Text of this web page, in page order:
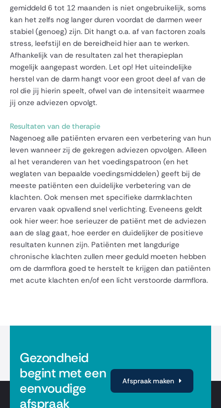
gemiddeld 6 tot 12 maanden is niet ongebruikelijk, soms
kan het zelfs nog langer duren voordat de darmen weer
stabiel (genoeg) zijn. Dit hangt o.a. af van factoren zoals
stress, leefstijl en de bereidheid hier aan te werken.
Afhankelijk van de resultaten zal het therapieplan
mogelijk aangepast worden. Let op! Het uiteindelijke
herstel van de darm hangt voor een groot deel af van de
rol die jij hierin speelt, ofwel van de intensiteit waarmee
jij onze adviezen opvolgt.
Resultaten van de therapie
Nagenoeg alle patiënten ervaren een verbetering van hun
leven wanneer zij de gekregen adviezen opvolgen. Alleen
al het veranderen van het voedingspatroon (en het
weglaten van bepaalde voedingsmiddelen) geeft bij de
meeste patiënten een duidelijke verbetering van de
klachten. Ook mensen met specifieke darmklachten
ervaren vaak opvallend snel verlichting. Eveneens geldt
ook hier weer: hoe serieuzer de patiënt met de adviezen
aan de slag gaat, hoe eerder en duidelijker de positieve
resultaten kunnen zijn. Patiënten met langdurige
chronische klachten zullen meer geduld moeten hebben
om de darmflora goed te herstelt te krijgen dan patiënten
met acute klachten en/of een licht verstoorde darmflora.
Gezondheid
begint met een
eenvoudige
afspraak
Afspraak maken